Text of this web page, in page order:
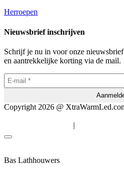
Herroepen
Nieuwsbrief inschrijven
Schrijf je nu in voor onze
en aantrekkelijke korting via de mail.
Copyright 2026 @
|
Bas Lathhouwers